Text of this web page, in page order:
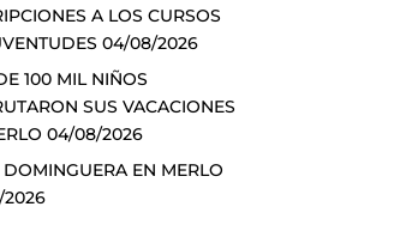
A LOS CURSOS
04/08/2026
100 MIL NIÑOS
SUS VACACIONES
04/08/2026
DOMINGUERA EN MERLO